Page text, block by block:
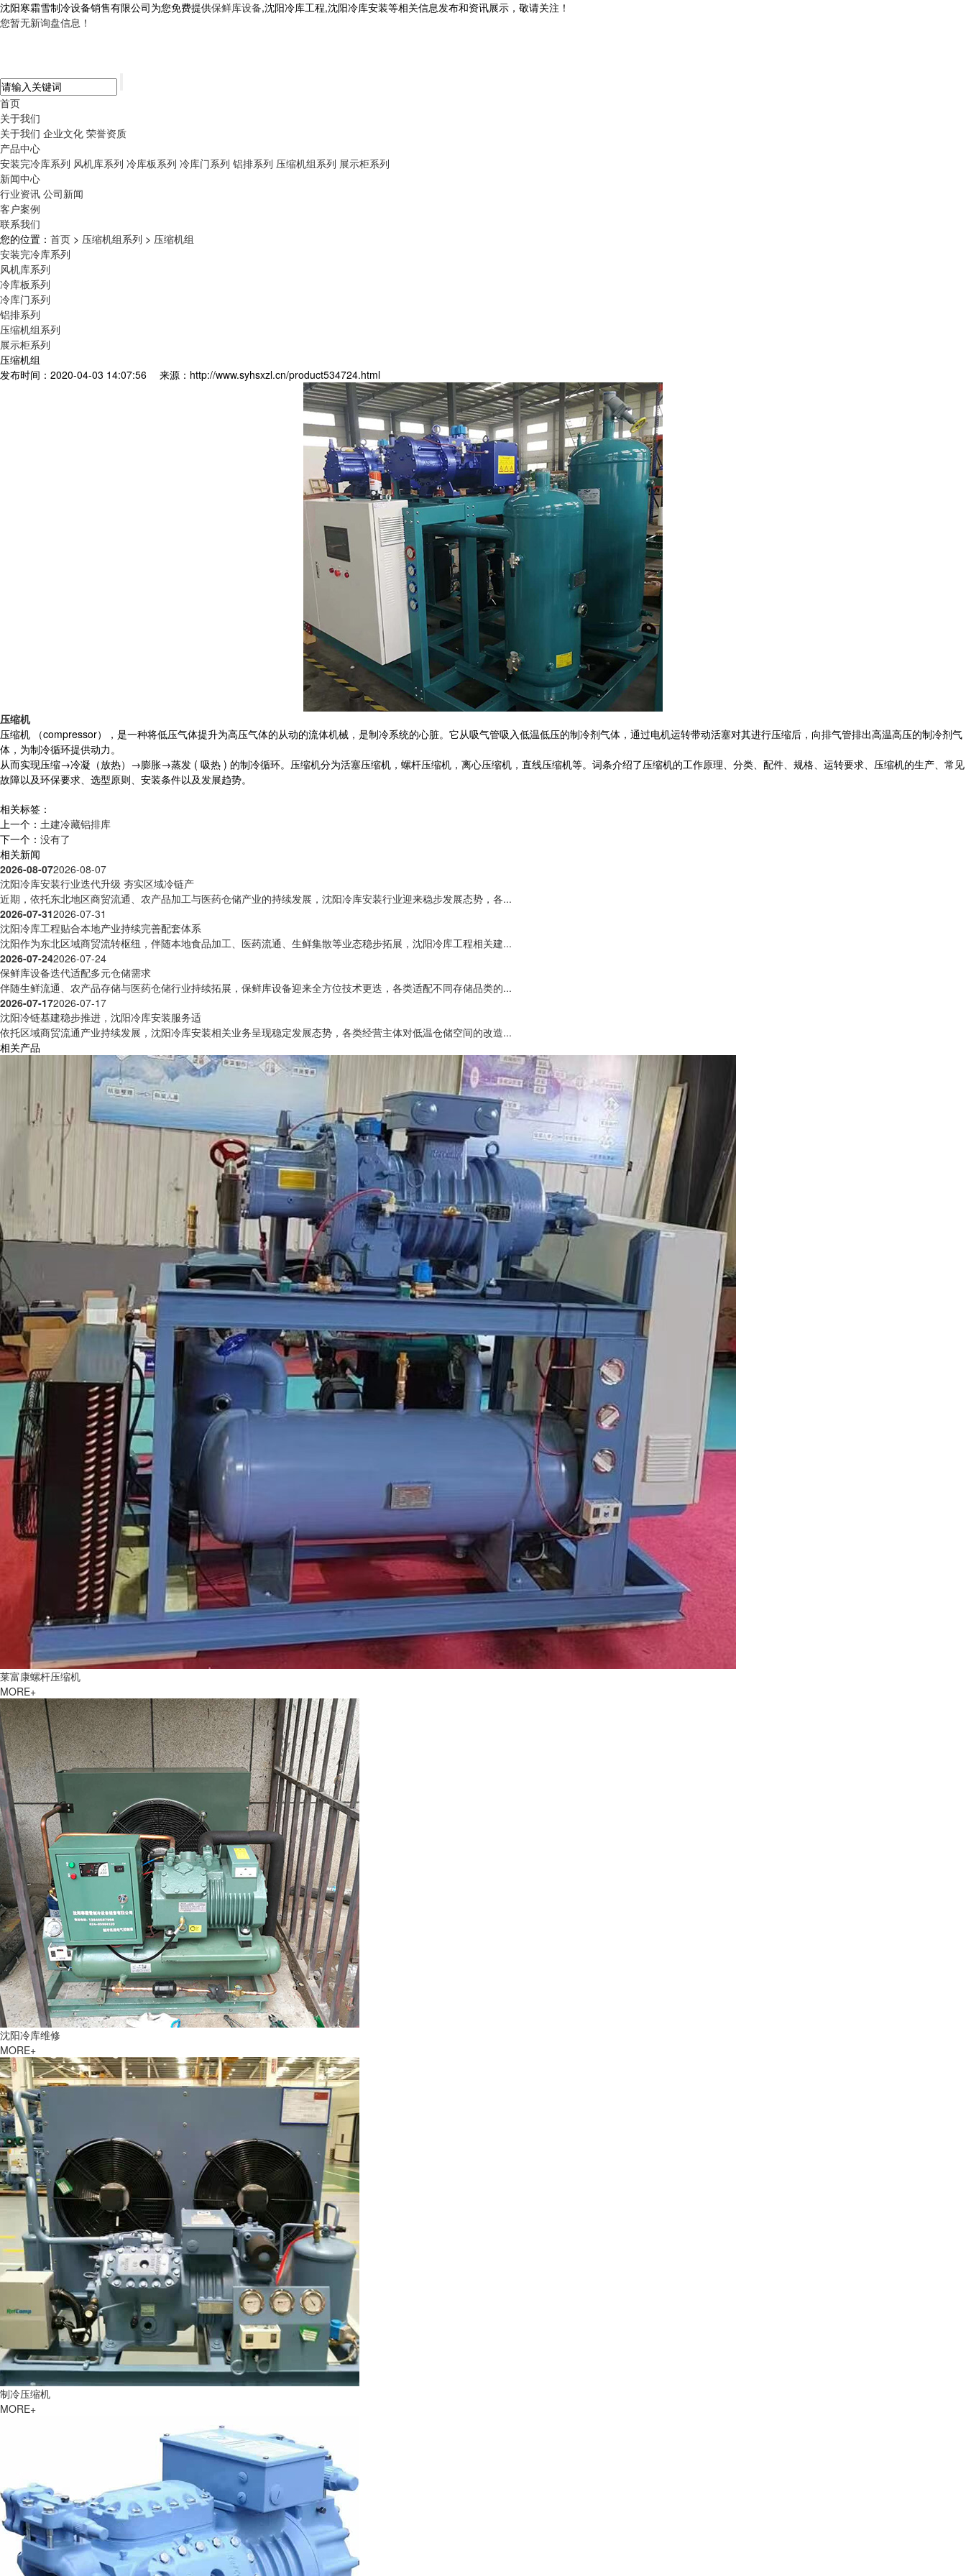
沈阳寒霜雪制冷设备销售有限公司为您免费提供保鲜库设备,沈阳冷库工程,沈阳冷库安装等相关信息发布和资讯展示，敬请关注！
您暂无新询盘信息！
首页
关于我们
关于我们 企业文化 荣誉资质
产品中心
安装完冷库系列 风机库系列 冷库板系列 冷库门系列 铝排系列 压缩机组系列 展示柜系列
新闻中心
行业资讯 公司新闻
客户案例
联系我们
您的位置： 首页 > 压缩机组系列 > 压缩机组
安装完冷库系列
风机库系列
冷库板系列
冷库门系列
铝排系列
压缩机组系列
展示柜系列
压缩机组
发布时间：2020-04-03 14:07:56
来源：http://www.syhsxzl.cn/product534724.html
压缩机
压缩机 （compressor），是一种将低压气体提升为高压气体的从动的流体机械，是制冷系统的心脏。它从吸气管吸入低温低压的制冷剂气体，通过电机运转带动活塞对其进行压缩后，向排气管排出高温高压的制冷剂气
体，为制冷循环提供动力。
从而实现压缩→冷凝（放热）→膨胀→蒸发 ( 吸热 ) 的制冷循环。压缩机分为活塞压缩机，螺杆压缩机，离心压缩机，直线压缩机等。词条介绍了压缩机的工作原理、分类、配件、规格、运转要求、压缩机的生产、常见
故障以及环保要求、选型原则、安装条件以及发展趋势。
相关标签：
上一个： 土建冷藏铝排库
下一个： 没有了
相关新闻
2026-08-072026-08-07
沈阳冷库安装行业迭代升级 夯实区域冷链产
近期，依托东北地区商贸流通、农产品加工与医药仓储产业的持续发展，沈阳冷库安装行业迎来稳步发展态势，各...
2026-07-312026-07-31
沈阳冷库工程贴合本地产业持续完善配套体系
沈阳作为东北区域商贸流转枢纽，伴随本地食品加工、医药流通、生鲜集散等业态稳步拓展，沈阳冷库工程相关建...
2026-07-242026-07-24
保鲜库设备迭代适配多元仓储需求
伴随生鲜流通、农产品存储与医药仓储行业持续拓展，保鲜库设备迎来全方位技术更迭，各类适配不同存储品类的...
2026-07-172026-07-17
沈阳冷链基建稳步推进，沈阳冷库安装服务适
依托区域商贸流通产业持续发展，沈阳冷库安装相关业务呈现稳定发展态势，各类经营主体对低温仓储空间的改造...
相关产品
莱富康螺杆压缩机
MORE+
沈阳冷库维修
MORE+
制冷压缩机
MORE+